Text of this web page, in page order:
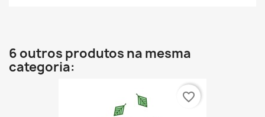
6 outros produtos na mesma
categoria:
favorite_border